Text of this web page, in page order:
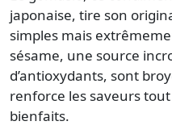
japonaise, tire son
simples mais
sésame, une source
d’antioxydants, sont
renforce les saveurs
bienfaits.